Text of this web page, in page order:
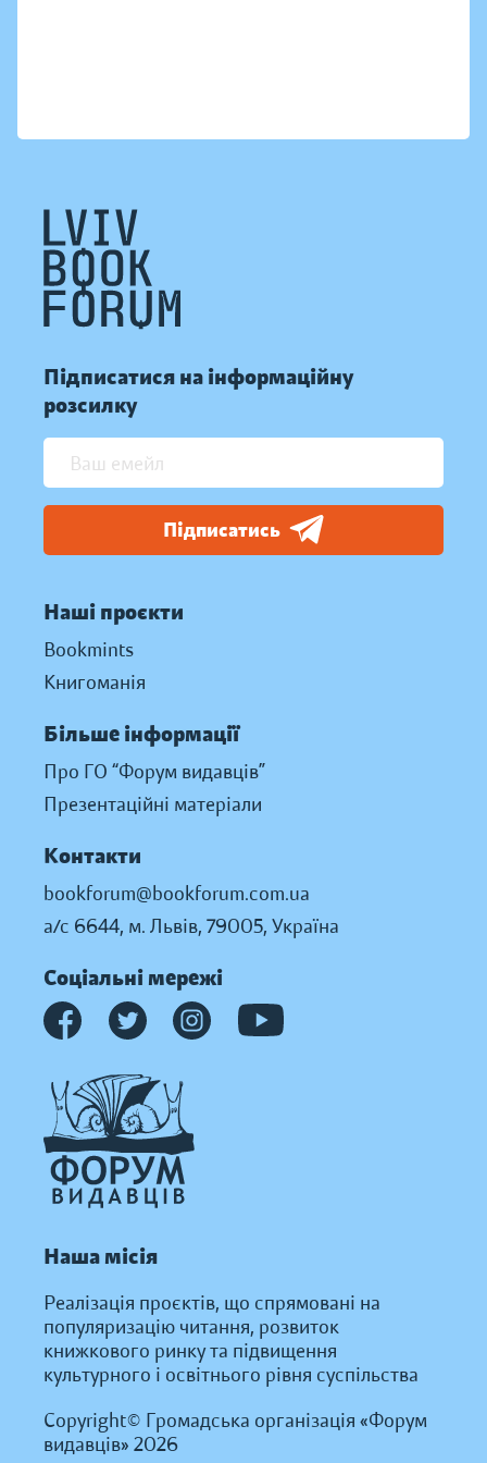
Підписатися на інформаційну
розсилку
Підписатись
Наші проєкти
Bookmints
Книгоманія
Більше інформації
Про ГО “Форум видавців”
Презентаційні матеріали
Контакти
bookforum@bookforum.com.ua
а/с 6644, м. Львів, 79005, Україна
Соціальні мережі
Наша місія
Реалізація проєктів, що спрямовані на
популяризацію читання, розвиток
книжкового ринку та підвищення
культурного і освітнього рівня суспільства
Copyright© Громадська організація «Форум
видавців» 2026